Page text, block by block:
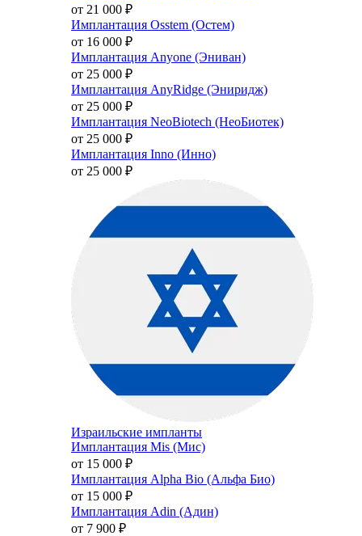
от 21 000 ₽
Имплантация Osstem (Остем)
от 16 000 ₽
Имплантация Anyone (Эниван)
от 25 000 ₽
Имплантация AnyRidge (Эниридж)
от 25 000 ₽
Имплантация NeoBiotech (НеоБиотек)
от 25 000 ₽
Имплантация Inno (Инно)
от 25 000 ₽
Израильские импланты
Имплантация Mis (Мис)
от 15 000 ₽
Имплантация Alpha Bio (Альфа Био)
от 15 000 ₽
Имплантация Adin (Адин)
от 7 900 ₽